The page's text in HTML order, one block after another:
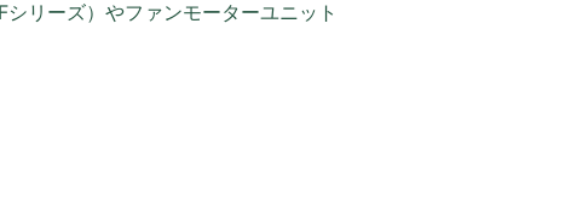
リーズ）やファンモーターユニット